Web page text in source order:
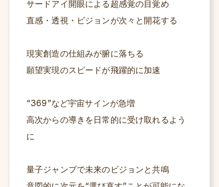
サードアイ開眼による超感覚の目覚め
直感・透視・ビジョンが次々と開花する
現実創造の仕組みが腑に落ちる
願望実現のスピードが飛躍的に加速
“369”など宇宙サインが急増
高次からの導きを日常的に受け取れるよう
に
量子ジャンプで未来のビジョンと共鳴